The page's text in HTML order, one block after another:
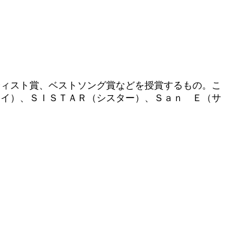
スト賞、ベストソング賞などを授賞するもの。こ
）、ＳＩＳＴＡＲ（シスター）、Ｓａｎ Ｅ（サ